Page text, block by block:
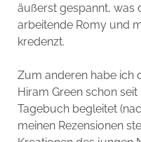
äußerst gespannt, was
arbeitende Romy und
kredenzt.
Zum anderen habe ich
Hiram Green schon
Tagebuch begleitet
meinen Rezensionen